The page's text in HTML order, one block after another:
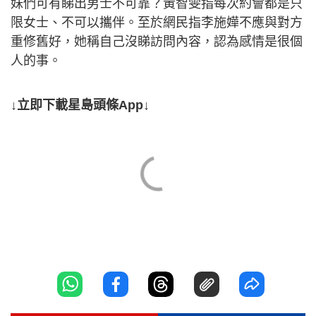
妹們可有睇出男士不可靠？黃智雯指每次約會都是只
限女士、不可以攜伴。至於網民指李施嬅不應與對方
重修舊好，她稱自己沒睇訪問內容，認為感情是很個
人的事。
↓立即下載星島頭條App↓